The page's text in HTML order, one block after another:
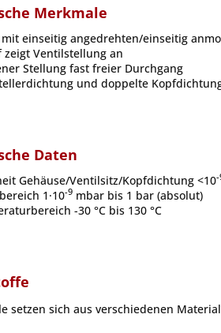
Merkmale
einseitig angedrehten/einseitig
zeigt Ventilstellung an
Stellung fast freier Durchgang
und doppelte
Daten
Gehäuse/Ventilsitz/Kopfdichtung <10-
1·10-9 mbar bis 1 bar (absolut)
-30 °C bis 130 °C
setzen sich aus verschiedenen